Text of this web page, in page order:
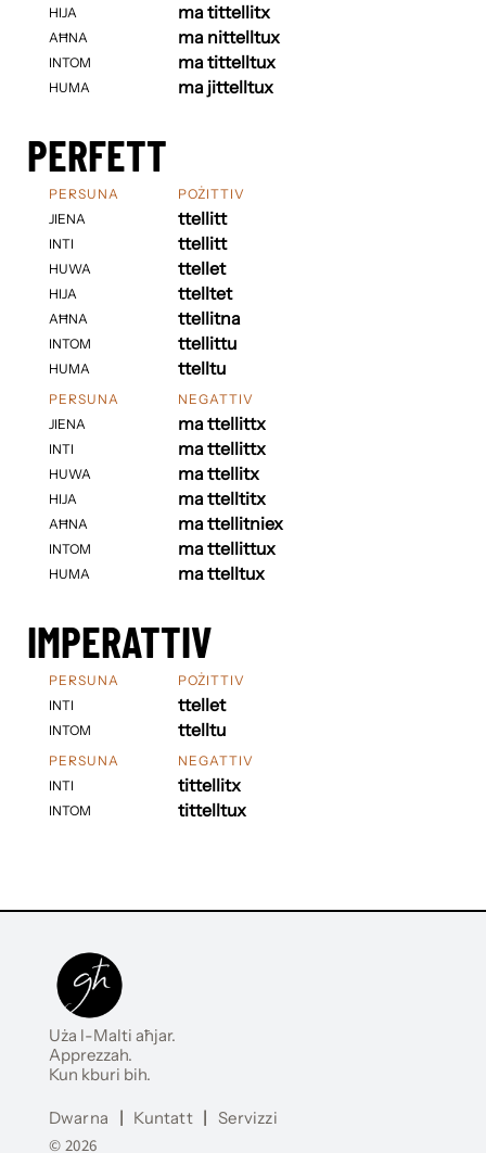
HIJA
AĦNA
INTOM
HUMA
ma tittellitx
ma nittelltux
ma tittelltux
ma jittelltux
PERFETT
PERSUNA
JIENA
INTI
HUWA
HIJA
AĦNA
INTOM
HUMA
POŻITTIV
ttellitt
ttellitt
ttellet
ttelltet
ttellitna
ttellittu
ttelltu
PERSUNA
JIENA
INTI
HUWA
HIJA
AĦNA
INTOM
HUMA
NEGATTIV
ma ttellittx
ma ttellittx
ma ttellitx
ma ttelltitx
ma ttellitniex
ma ttellittux
ma ttelltux
IMPERATTIV
PERSUNA
INTI
INTOM
POŻITTIV
ttellet
ttelltu
PERSUNA
INTI
INTOM
NEGATTIV
tittellitx
tittelltux
Uża l-Malti aħjar.
Apprezzah.
Kun kburi bih.
Dwarna | Kuntatt | Servizzi
© 2026